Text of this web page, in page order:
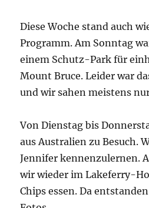
Diese Woche stand auch
Programm. Am Sonntag
einem Schutz-Park für
Mount Bruce. Leider war
und wir sahen meistens
Von Dienstag bis
aus Australien zu Besuch.
Jennifer kennenzulernen.
wir wieder im Lakeferry-
Chips essen. Da